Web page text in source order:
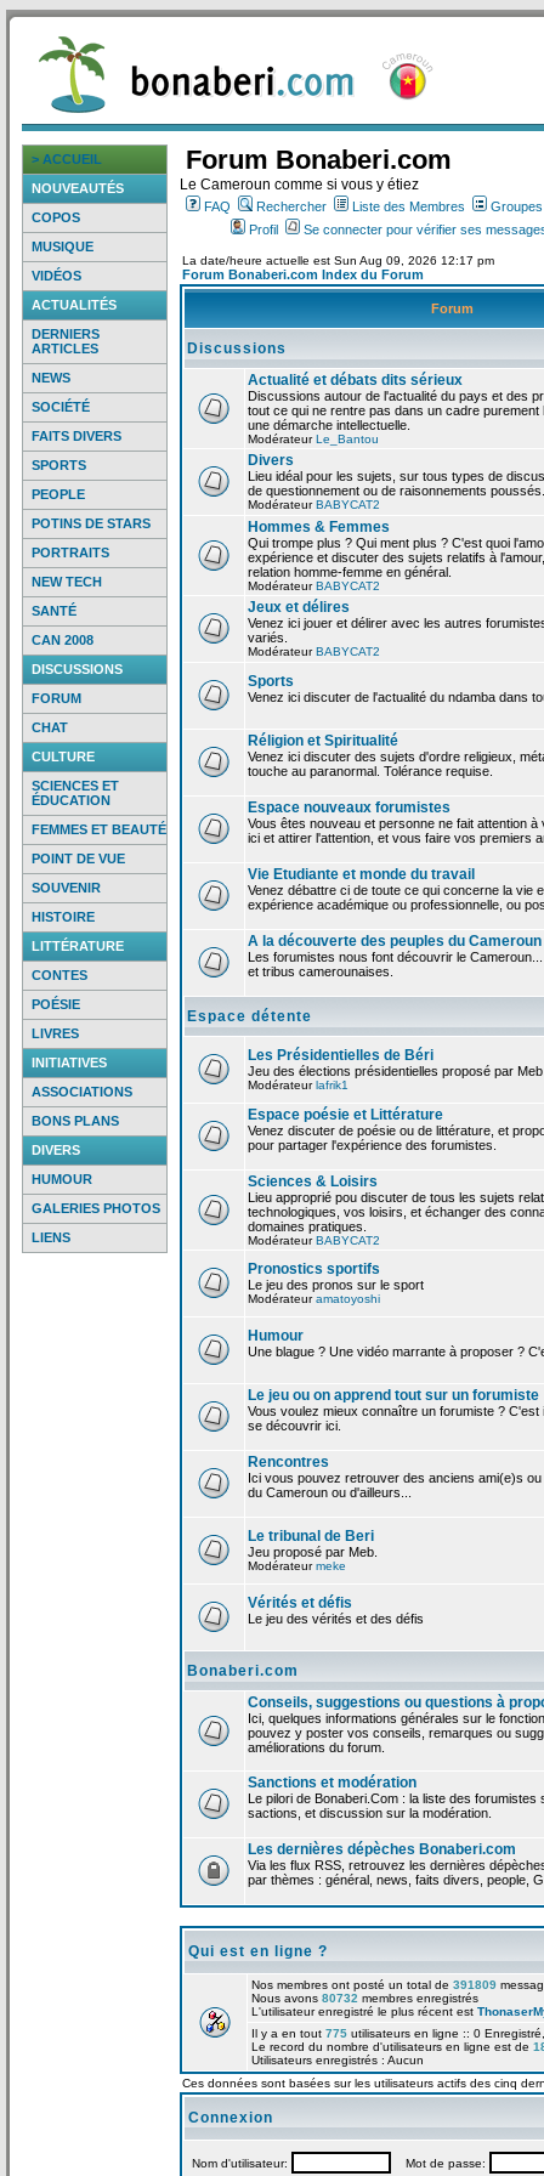
> ACCUEIL
NOUVEAUTÉS
COPOS
MUSIQUE
VIDÉOS
ACTUALITÉS
DERNIERS
ARTICLES
NEWS
SOCIÉTÉ
FAITS DIVERS
SPORTS
PEOPLE
POTINS DE STARS
PORTRAITS
NEW TECH
SANTÉ
CAN 2008
DISCUSSIONS
FORUM
CHAT
CULTURE
SCIENCES ET
ÉDUCATION
FEMMES ET BEAUTÉ
POINT DE VUE
SOUVENIR
HISTOIRE
LITTÉRATURE
CONTES
POÉSIE
LIVRES
INITIATIVES
ASSOCIATIONS
BONS PLANS
DIVERS
HUMOUR
GALERIES PHOTOS
LIENS
Forum Bonaberi.com
Le Cameroun comme si vous y étiez
FAQ Rechercher Liste des Membres
Profil
Se connecter pour vérifier ses
La date/heure actuelle est Sun Aug 09, 2026 12:17 pm
Forum Bonaberi.com Index du Forum
Forum
Discussions
Actualité et débats dits sérieux
Discussions autour de l'actualité du pays et des
tout ce qui ne rentre pas dans un cadre
une démarche intellectuelle.
ModérateurLe_Bantou
Divers
Lieu idéal pour les sujets, sur tous types de
de questionnement ou de raisonnements
ModérateurBABYCAT2
Hommes & Femmes
Qui trompe plus ? Qui ment plus ? C'est quoi
expérience et discuter des sujets relatifs à
relation homme-femme en général.
ModérateurBABYCAT2
Jeux et délires
Venez ici jouer et délirer avec les autres
variés.
ModérateurBABYCAT2
Sports
Venez ici discuter de l'actualité du ndamba dans
Réligion et Spiritualité
Venez ici discuter des sujets d'ordre religieux,
touche au paranormal. Tolérance requise.
Espace nouveaux forumistes
Vous êtes nouveau et personne ne fait attention
ici et attirer l'attention, et vous faire vos premiers
Vie Etudiante et monde du travail
Venez débattre ci de toute ce qui concerne la vie
expérience académique ou professionnelle, ou
A la découverte des peuples du Cameroun
Les forumistes nous font découvrir le
et tribus camerounaises.
Espace détente
Les Présidentielles de Béri
Jeu des élections présidentielles proposé par Meb
Modérateurlafrik1
Espace poésie et Littérature
Venez discuter de poésie ou de littérature, et
pour partager l'expérience des forumistes.
Sciences & Loisirs
Lieu approprié pou discuter de tous les sujets
technologiques, vos loisirs, et échanger des
domaines pratiques.
ModérateurBABYCAT2
Pronostics sportifs
Le jeu des pronos sur le sport
Modérateuramatoyoshi
Humour
Une blague ? Une vidéo marrante à proposer ?
Le jeu ou on apprend tout sur un forumiste
Vous voulez mieux connaître un forumiste ? C'est
se découvrir ici.
Rencontres
Ici vous pouvez retrouver des anciens ami(e)s
du Cameroun ou d'ailleurs...
Le tribunal de Beri
Jeu proposé par Meb.
Modérateurmeke
Vérités et défis
Le jeu des vérités et des défis
Bonaberi.com
Conseils, suggestions ou questions à
Ici, quelques informations générales sur le
pouvez y poster vos conseils, remarques ou
améliorations du forum.
Sanctions et modération
Le pilori de Bonaberi.Com : la liste des
sactions, et discussion sur la modération.
Les dernières dépèches Bonaberi.com
Via les flux RSS, retrouvez les dernières
par thèmes : général, news, faits divers, people,
Qui est en ligne ?
Nos membres ont posté un total de 391809
Nous avons 80732 membres enregistrés
L'utilisateur enregistré le plus récent est
Il y a en tout 775 utilisateurs en ligne :: 0
Le record du nombre d'utilisateurs en ligne est de
Utilisateurs enregistrés : Aucun
Ces données sont basées sur les utilisateurs actifs des cinq
Connexion
Nom d'utilisateur: Mot de passe: